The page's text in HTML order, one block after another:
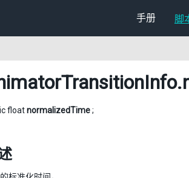
手册 脚
floatnormalizedTime;